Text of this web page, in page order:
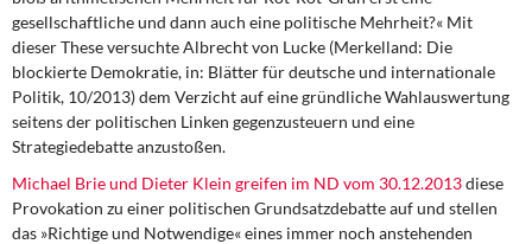
Steuer- und Finanzpolitik
Öffentliche Infrastruktur und Daseinsvorsorge
Eurokrise und Griechenland
Weitere Themen
gesellschaftliche und dann auch eine politische Mehrheit?« Mit
dieser These versuchte Albrecht von Lucke (Merkelland: Die
blockierte Demokratie, in: Blätter für deutsche und internationale
Politik, 10/2013) dem Verzicht auf eine gründliche Wahlauswertung
seitens der politischen Linken gegenzusteuern und eine
Strategiedebatte anzustoßen.
Michael Brie und Dieter Klein greifen im ND vom 30.12.2013diese
Provokation zu einer politischen Grundsatzdebatte auf und stellen
das »Richtige und Notwendige« eines immer noch anstehenden